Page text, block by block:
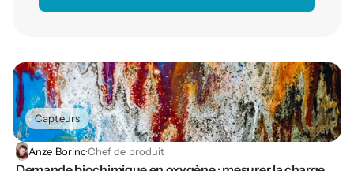
Capteurs
Anze Borinc·Chef de produit